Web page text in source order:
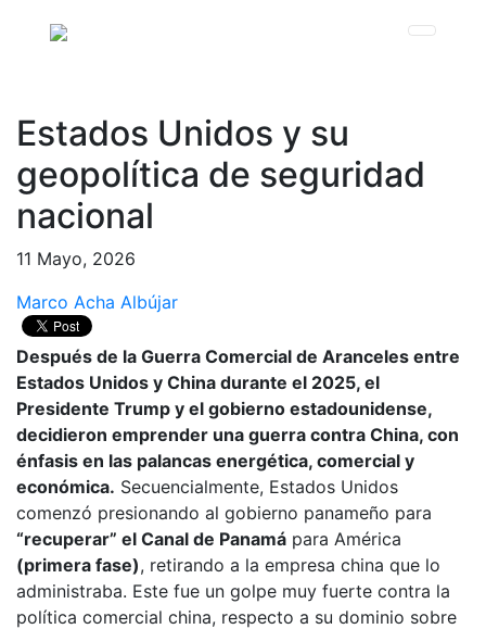
Estados Unidos y su
geopolítica de seguridad
nacional
11 Mayo, 2026
Marco Acha Albújar
Después de la Guerra Comercial de Aranceles entre
Estados Unidos y China durante el 2025, el
Presidente Trump y el gobierno estadounidense,
decidieron emprender una guerra contra China, con
énfasis en las palancas energética, comercial y
económica. Secuencialmente, Estados Unidos
comenzó presionando al gobierno panameño para
“recuperar” el Canal de Panamá para América
(primera fase), retirando a la empresa china que lo
administraba. Este fue un golpe muy fuerte contra la
política comercial china, respecto a su dominio sobre